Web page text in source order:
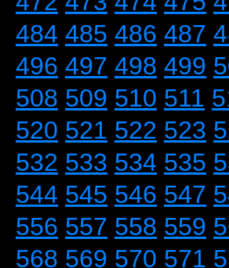
484 485 486 487
496 497 498 499
508 509 510 511
520 521 522 523
532 533 534 535
544 545 546 547
556 557 558 559
568 569 570 571